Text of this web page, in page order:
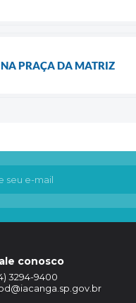
PRAÇA DA MATRIZ
conosco
3294-9400